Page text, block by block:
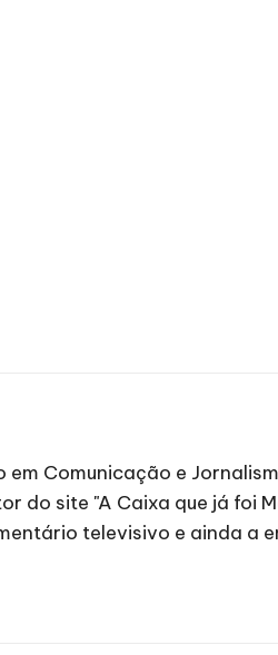
Comunicação e
do site "A Caixa que já
televisivo e ainda a